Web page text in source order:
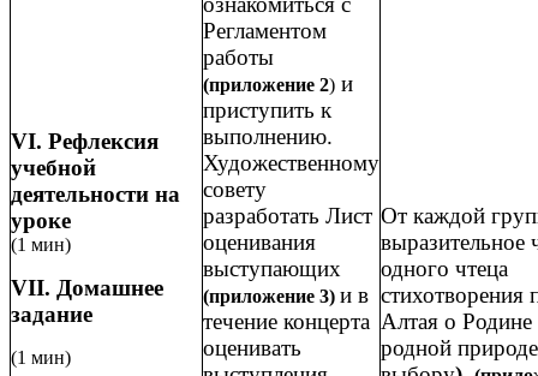
VI. Рефлексия
учебной
деятельности на
уроке
(1 мин)
VII. Домашнее
задание
(1 мин)
Регламентом
работы
(приложение 2) и
приступить к
выполнению.
Художественному
совету
разработать Лист
оценивания
выступающих
(приложение 3) и в
течение концерта
оценивать
От каждой
выразительное
одного чтеца
стихотворения
Алтая о Родине
родной